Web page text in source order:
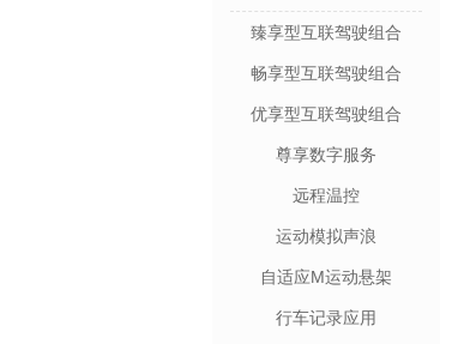
臻享型互联驾驶组合
畅享型互联驾驶组合
优享型互联驾驶组合
尊享数字服务
远程温控
运动模拟声浪
自适应M运动悬架
行车记录应用